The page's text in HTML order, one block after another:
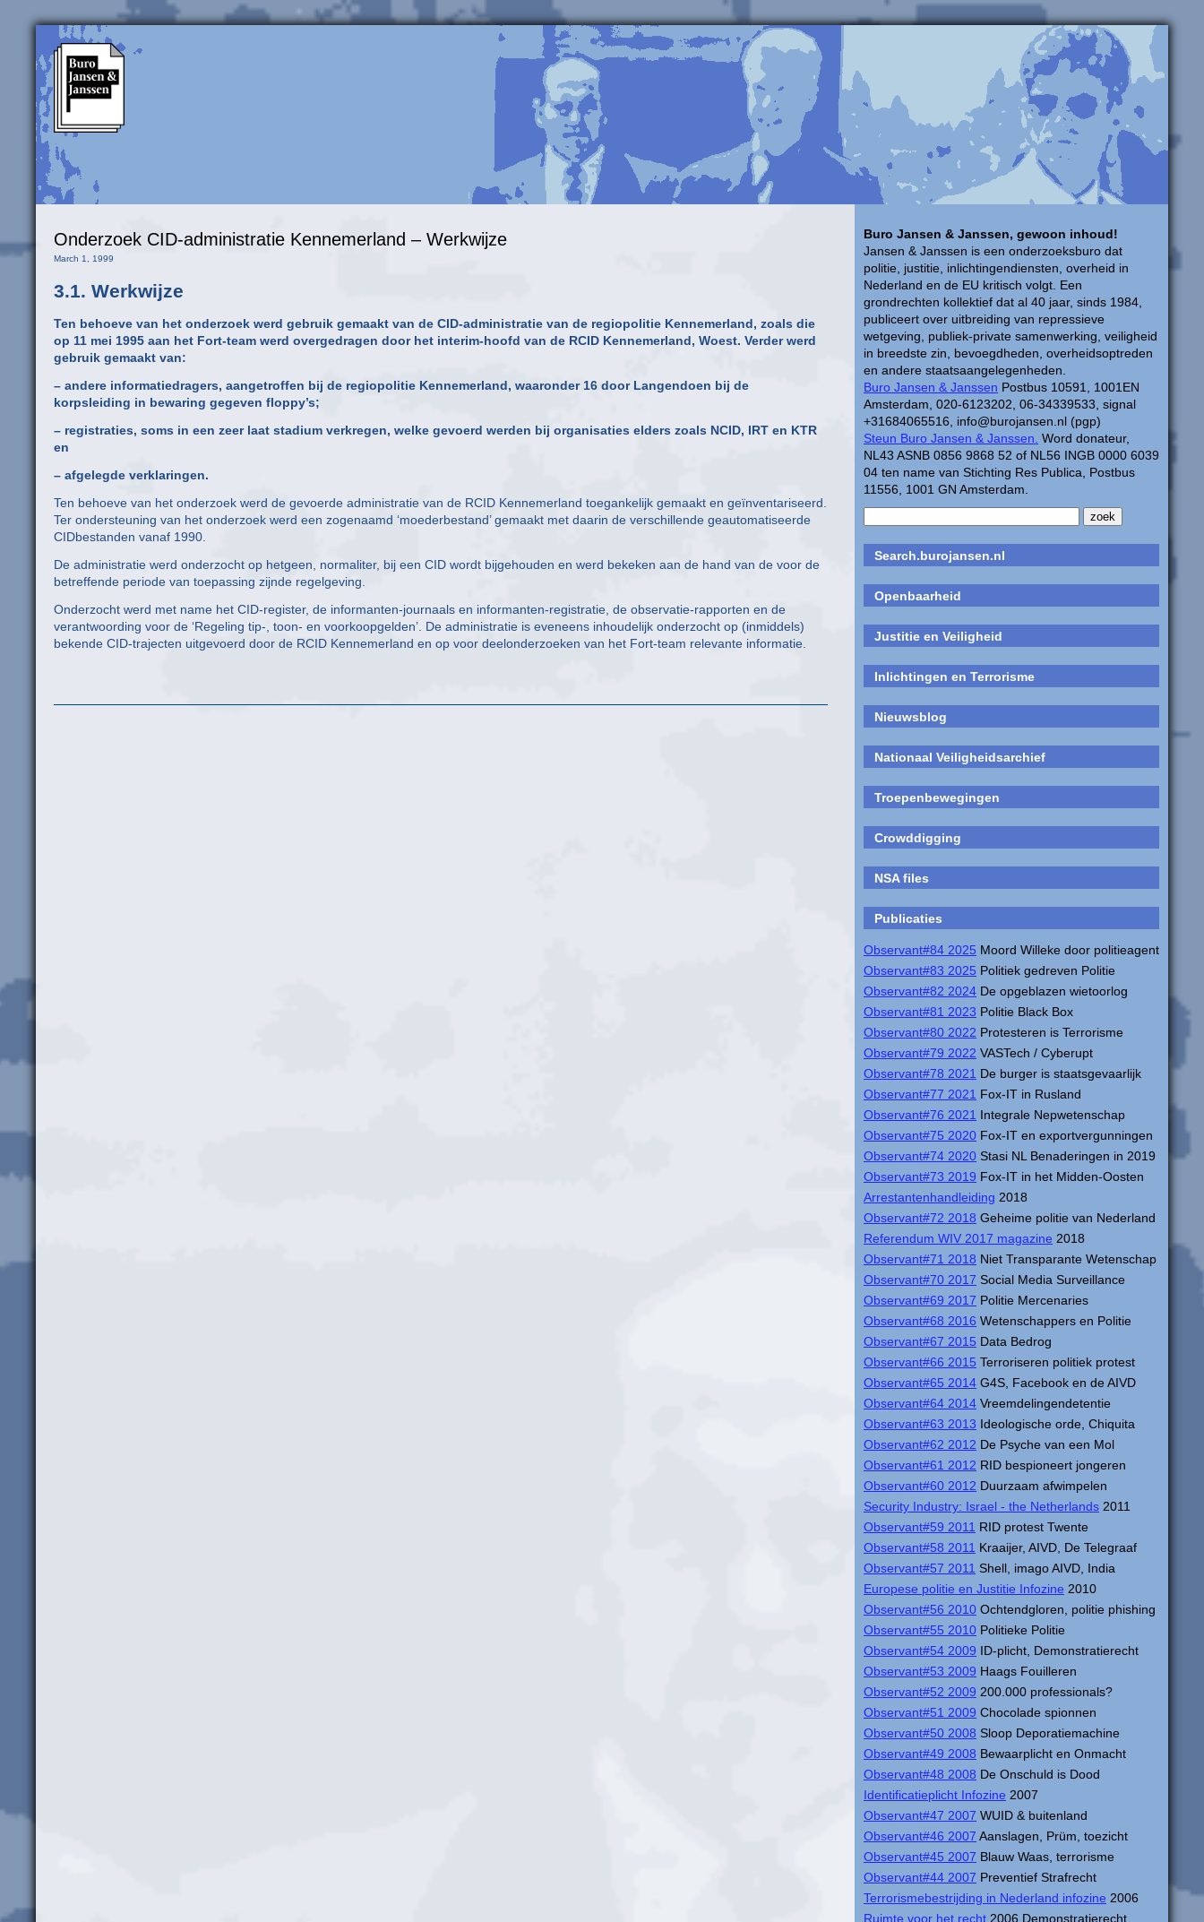
Buro Jansen & Janssen, gewoon inhoud!
Jansen & Janssen is een onderzoeksburo dat
politie, justitie, inlichtingendiensten, overheid in
Nederland en de EU kritisch volgt. Een
grondrechten kollektief dat al 40 jaar, sinds 1984,
publiceert over uitbreiding van repressieve
wetgeving, publiek-private samenwerking, veiligheid
in breedste zin, bevoegdheden, overheidsoptreden
en andere staatsaangelegenheden.
Buro Jansen & Janssen Postbus 10591, 1001EN
Amsterdam, 020-6123202, 06-34339533, signal
+31684065516, info@burojansen.nl (pgp)
Steun Buro Jansen & Janssen. Word donateur,
NL43 ASNB 0856 9868 52 of NL56 INGB 0000 6039
04 ten name van Stichting Res Publica, Postbus
11556, 1001 GN Amsterdam.
Search.burojansen.nl
Openbaarheid
Justitie en Veiligheid
Inlichtingen en Terrorisme
Nieuwsblog
Nationaal Veiligheidsarchief
Troepenbewegingen
Crowddigging
NSA files
Publicaties
Observant#84 2025 Moord Willeke door politieagent
Observant#83 2025 Politiek gedreven Politie
Observant#82 2024 De opgeblazen wietoorlog
Observant#81 2023 Politie Black Box
Observant#80 2022 Protesteren is Terrorisme
Observant#79 2022 VASTech / Cyberupt
Observant#78 2021 De burger is staatsgevaarlijk
Observant#77 2021 Fox-IT in Rusland
Observant#76 2021 Integrale Nepwetenschap
Observant#75 2020 Fox-IT en exportvergunningen
Observant#74 2020 Stasi NL Benaderingen in 2019
Observant#73 2019 Fox-IT in het Midden-Oosten
Arrestantenhandleiding 2018
Observant#72 2018 Geheime politie van Nederland
Referendum WIV 2017 magazine 2018
Observant#71 2018 Niet Transparante Wetenschap
Observant#70 2017 Social Media Surveillance
Observant#69 2017 Politie Mercenaries
Observant#68 2016 Wetenschappers en Politie
Observant#67 2015 Data Bedrog
Observant#66 2015 Terroriseren politiek protest
Observant#65 2014 G4S, Facebook en de AIVD
Observant#64 2014 Vreemdelingendetentie
Observant#63 2013 Ideologische orde, Chiquita
Observant#62 2012 De Psyche van een Mol
Observant#61 2012 RID bespioneert jongeren
Observant#60 2012 Duurzaam afwimpelen
Security Industry: Israel - the Netherlands 2011
Observant#59 2011 RID protest Twente
Observant#58 2011 Kraaijer, AIVD, De Telegraaf
Observant#57 2011 Shell, imago AIVD, India
Europese politie en Justitie Infozine 2010
Observant#56 2010 Ochtendgloren, politie phishing
Observant#55 2010 Politieke Politie
Observant#54 2009 ID-plicht, Demonstratierecht
Observant#53 2009 Haags Fouilleren
Observant#52 2009 200.000 professionals?
Observant#51 2009 Chocolade spionnen
Observant#50 2008 Sloop Deporatiemachine
Observant#49 2008 Bewaarplicht en Onmacht
Observant#48 2008 De Onschuld is Dood
Identificatieplicht Infozine 2007
Observant#47 2007 WUID & buitenland
Observant#46 2007 Aanslagen, Prüm, toezicht
Observant#45 2007 Blauw Waas, terrorisme
Observant#44 2007 Preventief Strafrecht
Terrorismebestrijding in Nederland infozine 2006
Ruimte voor het recht 2006 Demonstratierecht
Onderzoek CID-administratie Kennemerland – Werkwijze
March 1, 1999
3.1. Werkwijze
Ten behoeve van het onderzoek werd gebruik gemaakt van de CID-administratie van de regiopolitie Kennemerland, zoals die
op 11 mei 1995 aan het Fort-team werd overgedragen door het interim-hoofd van de RCID Kennemerland, Woest. Verder werd
gebruik gemaakt van:
– andere informatiedragers, aangetroffen bij de regiopolitie Kennemerland, waaronder 16 door Langendoen bij de
korpsleiding in bewaring gegeven floppy’s;
– registraties, soms in een zeer laat stadium verkregen, welke gevoerd werden bij organisaties elders zoals NCID, IRT en KTR
en
– afgelegde verklaringen.
Ten behoeve van het onderzoek werd de gevoerde administratie van de RCID Kennemerland toegankelijk gemaakt en geïnventariseerd.
Ter ondersteuning van het onderzoek werd een zogenaamd ‘moederbestand’ gemaakt met daarin de verschillende geautomatiseerde
CIDbestanden vanaf 1990.
De administratie werd onderzocht op hetgeen, normaliter, bij een CID wordt bijgehouden en werd bekeken aan de hand van de voor de
betreffende periode van toepassing zijnde regelgeving.
Onderzocht werd met name het CID-register, de informanten-journaals en informanten-registratie, de observatie-rapporten en de
verantwoording voor de ‘Regeling tip-, toon- en voorkoopgelden’. De administratie is eveneens inhoudelijk onderzocht op (inmiddels)
bekende CID-trajecten uitgevoerd door de RCID Kennemerland en op voor deelonderzoeken van het Fort-team relevante informatie.